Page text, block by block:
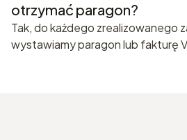
otrzymać paragon?
Tak, do każdego zrealizowanego
wystawiamy paragon lub fakturę